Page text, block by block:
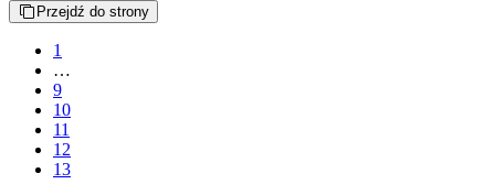
Przejdź do strony
1
…
9
10
11
12
13